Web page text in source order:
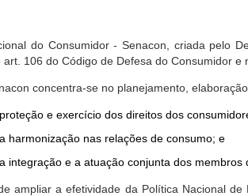
do Consumidor - Senacon, criada pelo
106 do Código de Defesa do Consumidor e
concentra-se no planejamento,
e exercício dos direitos dos
harmonização nas relações de consumo; e
integração e a atuação conjunta dos
ampliar a efetividade da Política Nacional